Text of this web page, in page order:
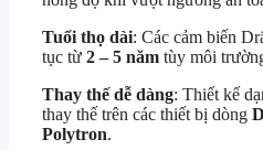
Tuổi thọ dài: Các cảm biến
tục từ 2 – 5 năm tùy môi
Thay thế dễ dàng: Thiết kế
thay thế trên các thiết bị dòng
Polytron.